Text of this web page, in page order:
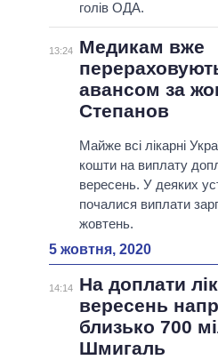
голів ОДА.
13:24
Медикам вже
авансом за
Степанов
Майже всі лікарні
кошти на виплату
вересень. У деяких
почалися виплати
жовтень.
5 жовтня, 2020
14:14
На доплати
вересень
близько 700
Шмигаль